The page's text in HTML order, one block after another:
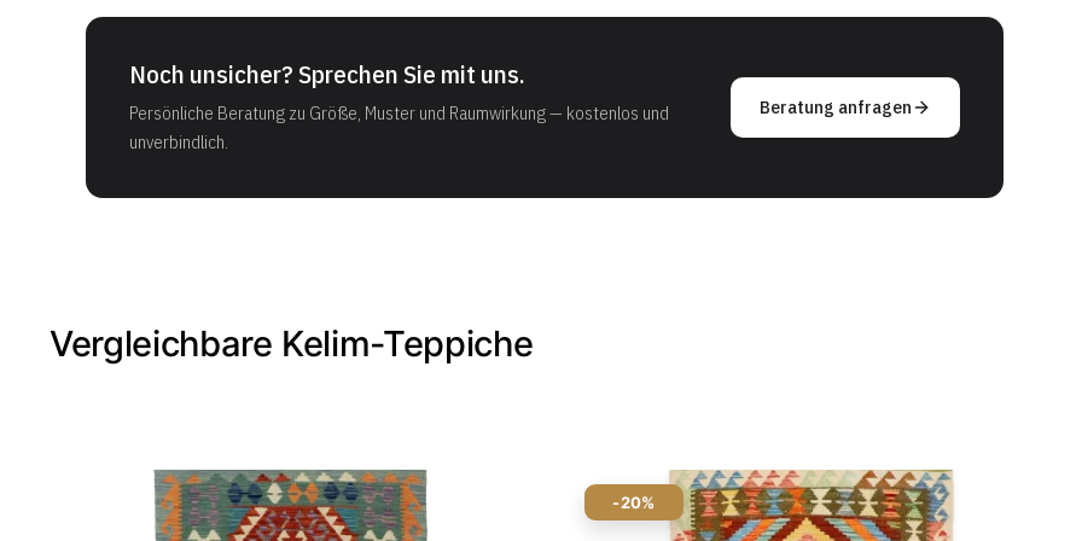
Noch unsicher? Sprechen Sie mit uns.
Persönliche Beratung zu Größe, Muster und Raumwirkung — kostenlos und
unverbindlich.
Beratung anfragen
Vergleichbare Kelim-Teppiche
-20%